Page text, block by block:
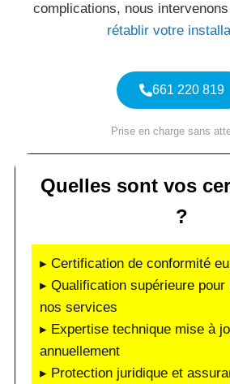
complications, nous intervenons
rétablir votre
661 220 819
Prise en charge sans
Quelles sont vos
?
▸ Certification de conformité
▸ Qualification supérieure pour
nos services
▸ Expertise technique mise à
annuellement
▸ Protection juridique et